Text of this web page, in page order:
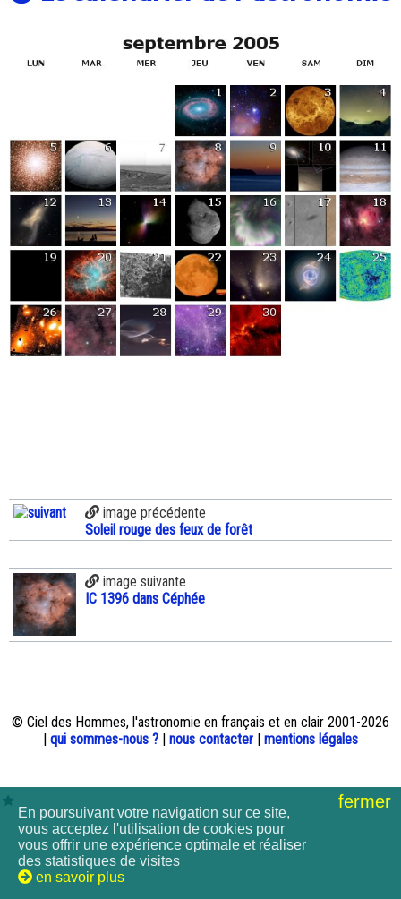
image précédente
Soleil rouge des feux de forêt
image suivante
IC 1396 dans Céphée
© Ciel des Hommes, l'astronomie en français et en clair 2001-2026
qui sommes-nous ? nous contacter mentions légales
fermer
En poursuivant votre navigation sur ce site,
vous acceptez l'utilisation de cookies pour
vous offrir une expérience optimale et réaliser
des statistiques de visites
en savoir plus